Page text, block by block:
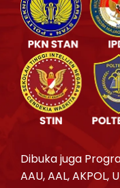
Dibuka juga
AAU, AAL,